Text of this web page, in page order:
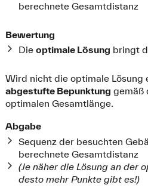
berechnete Gesamtdistanz
Bewertung
Die optimale Lösung bringt
Wird nicht die optimale
abgestufte Bepunktung gemäß
optimalen Gesamtlänge.
Abgabe
Sequenz der besuchten
berechnete Gesamtdistanz
(Je näher die Lösung an der
desto mehr Punkte gibt es!)